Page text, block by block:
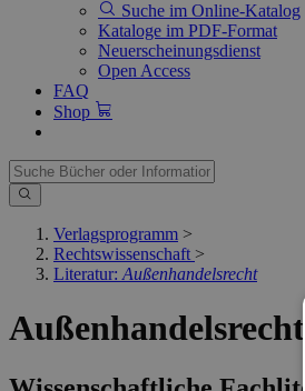
Suche im Online-Katalog
Kataloge im PDF-Format
Neuerscheinungsdienst
Open Access
FAQ
Shop
Verlagsprogramm >
Rechtswissenschaft >
Literatur: Außenhandelsrecht
Außenhandelsrecht